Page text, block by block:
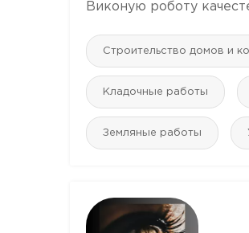
Виконую роботу
Строительство домов и
Кладочные работы
Земляные работы